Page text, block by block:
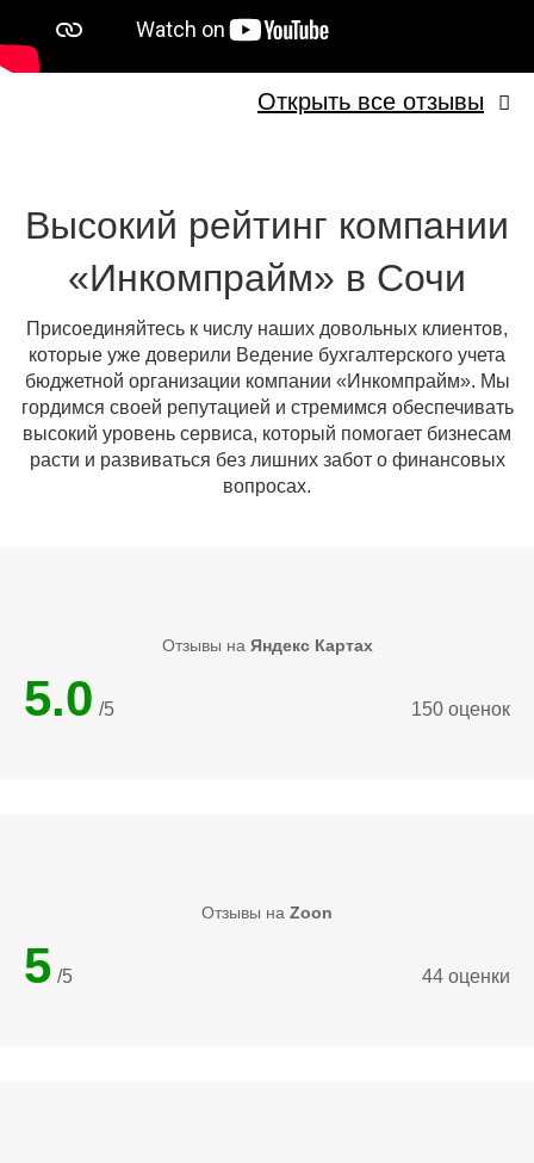
Открыть все отзывы
Высокий рейтинг компании
«Инкомпрайм» в Сочи
Присоединяйтесь к числу наших довольных клиентов,
которые уже доверили Ведение бухгалтерского учета
бюджетной организации компании «Инкомпрайм». Мы
гордимся своей репутацией и стремимся обеспечивать
высокий уровень сервиса, который помогает бизнесам
расти и развиваться без лишних забот о финансовых
вопросах.
Отзывы на Яндекс Картах
5.0 /5 150 оценок
Отзывы на Zoon
5 /5 44 оценки